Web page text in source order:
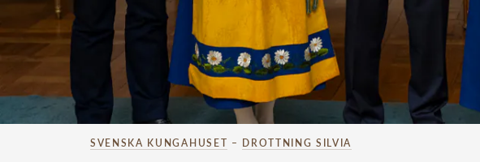
SVENSKA KUNGAHUSET – DROTTNING SILVIA